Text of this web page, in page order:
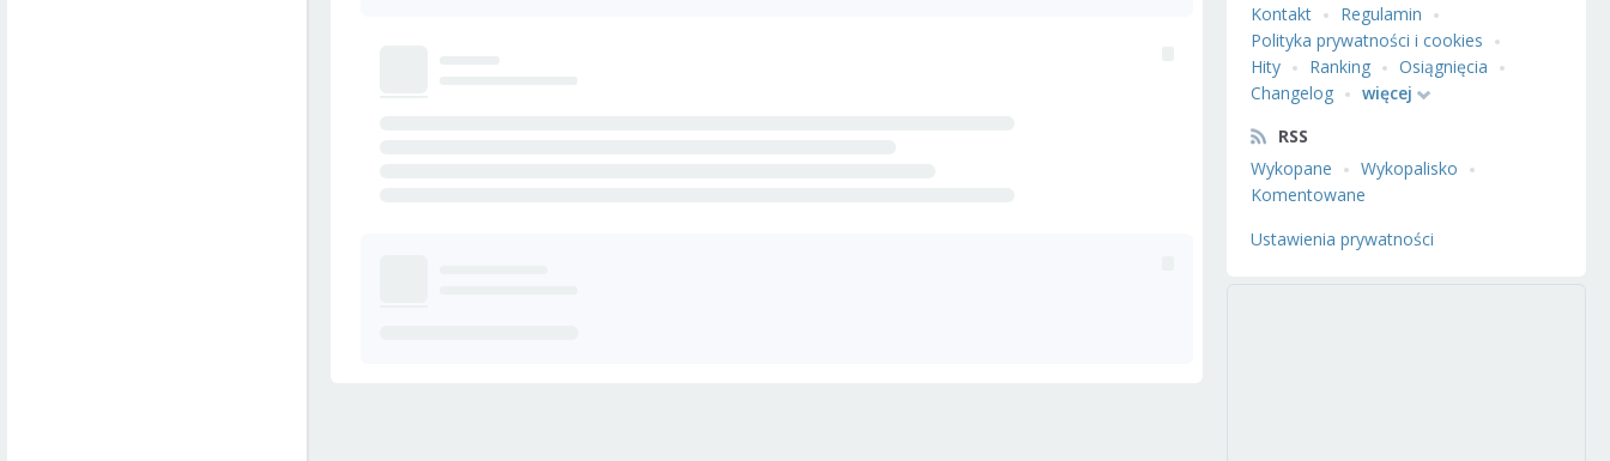
Kontakt
Regulamin
Polityka prywatności i cookies
Hity
Ranking
Osiągnięcia
Changelog
więcej
RSS
Wykopane
Wykopalisko
Komentowane
Ustawienia prywatności